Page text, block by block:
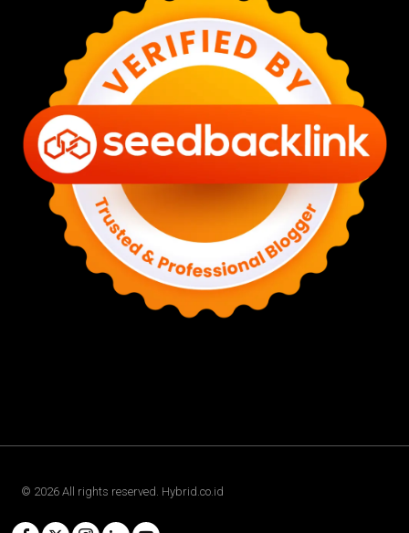
© 2026 All rights reserved. Hybrid.co.id